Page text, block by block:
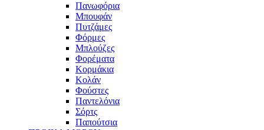
Πανωφόρια
Μπουφάν
Πυτζάμες
Φόρμες
Μπλούζες
Φορέματα
Κορμάκια
Κολάν
Φούστες
Παντελόνια
Σόρτς
Παπούτσια